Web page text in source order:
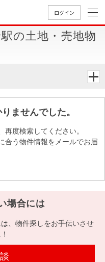
ログイン
築・
一戸
建て
す
却
談
案内（関
Way
役員一
の土地・売地物
ませんでした。
度検索してください。
合う物件情報をメールでお届
場合には
、物件探しをお手伝いさせ